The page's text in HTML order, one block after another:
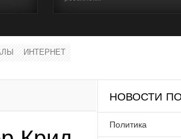
ИНТЕРНЕТ
НОВОСТИ
Политика
Забыли имя пользователя?